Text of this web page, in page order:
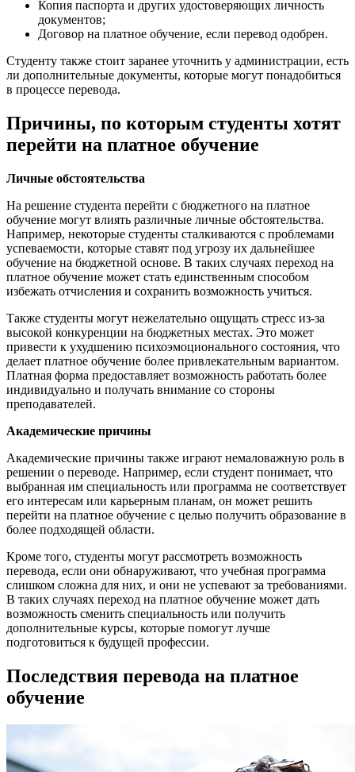
Копия паспорта и других удостоверяющих личность
документов;
Договор на платное обучение, если перевод одобрен.
Студенту также стоит заранее уточнить у администрации, есть
ли дополнительные документы, которые могут понадобиться
в процессе перевода.
Причины, по которым студенты хотят
перейти на платное обучение
Личные обстоятельства
На решение студента перейти с бюджетного на платное
обучение могут влиять различные личные обстоятельства.
Например, некоторые студенты сталкиваются с проблемами
успеваемости, которые ставят под угрозу их дальнейшее
обучение на бюджетной основе. В таких случаях переход на
платное обучение может стать единственным способом
избежать отчисления и сохранить возможность учиться.
Также студенты могут нежелательно ощущать стресс из-за
высокой конкуренции на бюджетных местах. Это может
привести к ухудшению психоэмоционального состояния, что
делает платное обучение более привлекательным вариантом.
Платная форма предоставляет возможность работать более
индивидуально и получать внимание со стороны
преподавателей.
Академические причины
Академические причины также играют немаловажную роль в
решении о переводе. Например, если студент понимает, что
выбранная им специальность или программа не соответствует
его интересам или карьерным планам, он может решить
перейти на платное обучение с целью получить образование в
более подходящей области.
Кроме того, студенты могут рассмотреть возможность
перевода, если они обнаруживают, что учебная программа
слишком сложна для них, и они не успевают за требованиями.
В таких случаях переход на платное обучение может дать
возможность сменить специальность или получить
дополнительные курсы, которые помогут лучше
подготовиться к будущей профессии.
Последствия перевода на платное
обучение